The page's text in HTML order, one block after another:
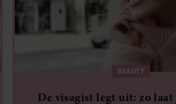
BEAUTY
De visagist legt uit: zo laat